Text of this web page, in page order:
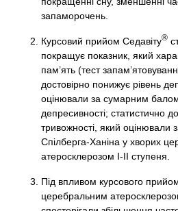
запаморочень.
Курсовий прийом Седавіту®
покращує показник, який
пам’ять (тест
достовірно понижує рівень
оцінювали за сумарним балом
депресивності; статистично
тривожності, який оцінювали
Спілберга-Ханіна у хворих
атеросклерозом І-ІІ ступеня.
Під впливом курсового
церебральним